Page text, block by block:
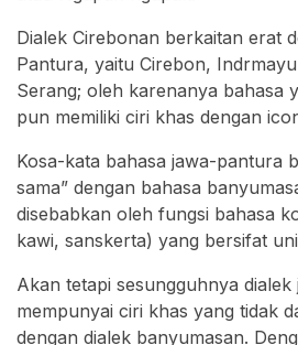
Dialek Cirebonan berkaitan erat
Pantura, yaitu Cirebon,
Serang; oleh karenanya bahasa
pun memiliki ciri khas dengan
Kosa-kata bahasa jawa-pantura
sama” dengan bahasa
disebabkan oleh fungsi bahasa
kawi, sanskerta) yang bersifat
Akan tetapi sesungguhnya
mempunyai ciri khas yang tidak
dengan dialek banyumasan.